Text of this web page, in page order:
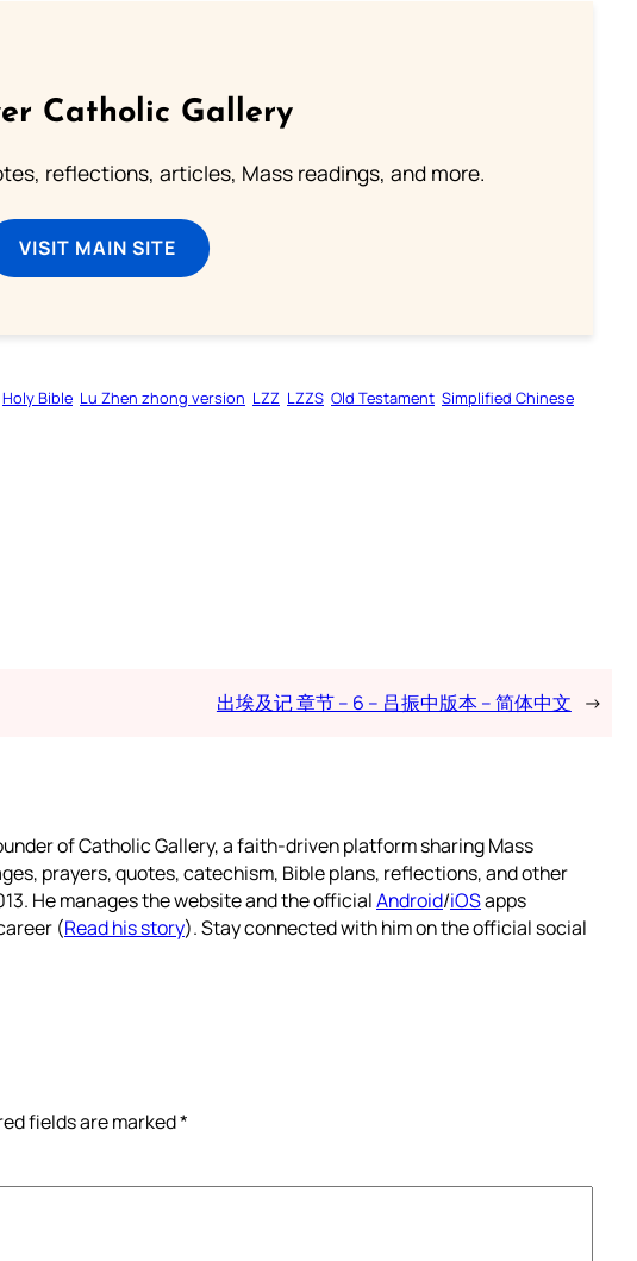
Catholic Gallery
reflections, articles, Mass readings, and more.
VISIT MAIN SITE
Holy Bible Lu Zhen zhong version LZZ LZZS Old Testament Simplified Chinese
出埃及记 章节 – 6 – 吕振中版本 – 简体中文 →
of Catholic Gallery, a faith-driven platform sharing Mass
prayers, quotes, catechism, Bible plans, reflections, and other
He manages the website and the officialAndroid/iOSapps
(Read his story). Stay connected with him on the official social
fields are marked*